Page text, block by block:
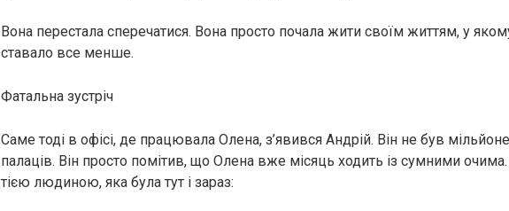
Вона перестала сперечатися. Вона просто почала жити своїм життям, у
ставало все менше.
Фатальна зустріч
Саме тоді в офісі, де працювала Олена, з’явився Андрій. Він не був
палаців. Він просто помітив, що Олена вже місяць ходить із сумними очима.
тією людиною, яка була тут і зараз: